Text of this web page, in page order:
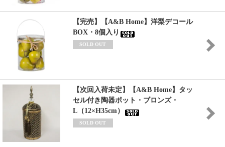
【完売】【A&B Home】洋梨デコール
BOX・8個入り
SOLD OUT
【次回入荷未定】【A&B Home】タッ
セル付き陶器ポット・ブロンズ・
L（12×H35cm）
SOLD OUT